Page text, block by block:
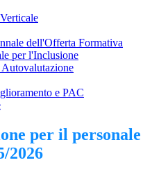
dell'Offerta Formativa
per l'Inclusione
e PAC
per il personale
2026